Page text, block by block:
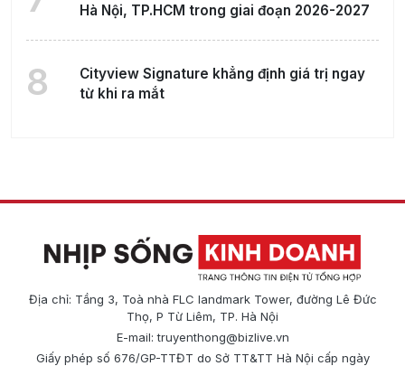
Hà Nội, TP.HCM trong giai đoạn 2026-2027
8
Cityview Signature khẳng định giá trị ngay
từ khi ra mắt
Địa chỉ: Tầng 3, Toà nhà FLC landmark Tower, đường Lê Đức
Thọ, P Từ Liêm, TP. Hà Nội
E-mail:truyenthong@bizlive.vn
Giấy phép số 676/GP-TTĐT do Sở TT&TT Hà Nội cấp ngày